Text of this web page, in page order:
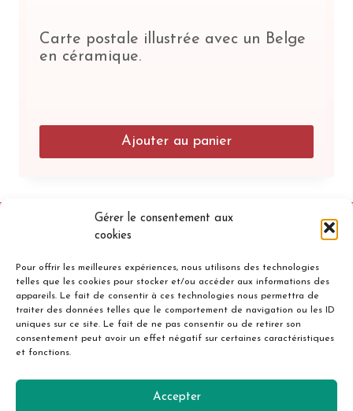
Gérer le consentement aux
cookies
Pour offrir les meilleures expériences, nous utilisons des technologies
telles que les cookies pour stocker et/ou accéder aux informations des
appareils. Le fait de consentir à ces technologies nous permettra de
traiter des données telles que le comportement de navigation ou les ID
uniques sur ce site. Le fait de ne pas consentir ou de retirer son
consentement peut avoir un effet négatif sur certaines caractéristiques
et fonctions.
Accepter
Carte postale illustrée avec un Belge
en céramique.
Ajouter au panier
Accueil
Mentions légales
Contact